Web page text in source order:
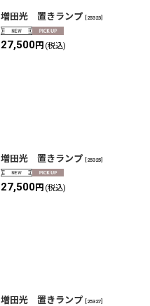
増田光 置きランプ 25323
27,500円 (税込)
増田光 置きランプ [25325]
27,500円 (税込)
増田光 置きランプ 25327